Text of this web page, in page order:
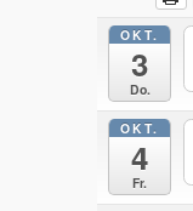
OKT.
3
Do.
OKT.
4
Fr.